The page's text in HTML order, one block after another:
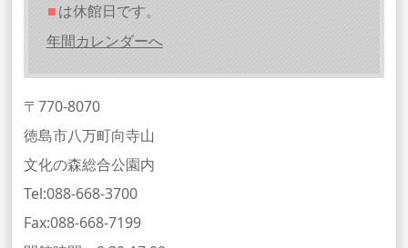
■は休館日です。
年間カレンダーへ
〒770-8070
徳島市八万町向寺山
文化の森総合公園内
Tel:088-668-3700
Fax:088-668-7199